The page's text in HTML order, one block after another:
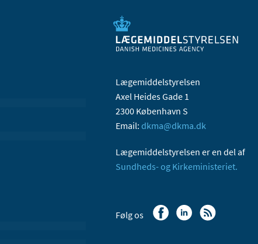
Lægemiddelstyrelsen
Axel Heides Gade 1
2300 København S
Email: dkma@dkma.dk
Lægemiddelstyrelsen er en del af
Sundheds- og Kirkeministeriet.
Følg os